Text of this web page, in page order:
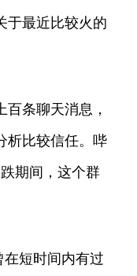
于最近比较火的
条聊天消息，
析比较信任。哔
期间，这个群
在短时间内有过